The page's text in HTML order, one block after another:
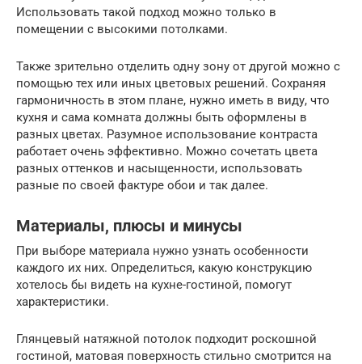
Использовать такой подход можно только в
помещении с высокими потолками.
Также зрительно отделить одну зону от другой можно с
помощью тех или иных цветовых решений. Сохраняя
гармоничность в этом плане, нужно иметь в виду, что
кухня и сама комната должны быть оформлены в
разных цветах. Разумное использование контраста
работает очень эффективно. Можно сочетать цвета
разных оттенков и насыщенности, использовать
разные по своей фактуре обои и так далее.
Материалы, плюсы и минусы
При выборе материала нужно узнать особенности
каждого их них. Определиться, какую конструкцию
хотелось бы видеть на кухне-гостиной, помогут
характеристики.
Глянцевый натяжной потолок подходит роскошной
гостиной, матовая поверхность стильно смотрится на